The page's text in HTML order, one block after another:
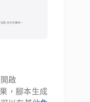
啟
，腳本生成